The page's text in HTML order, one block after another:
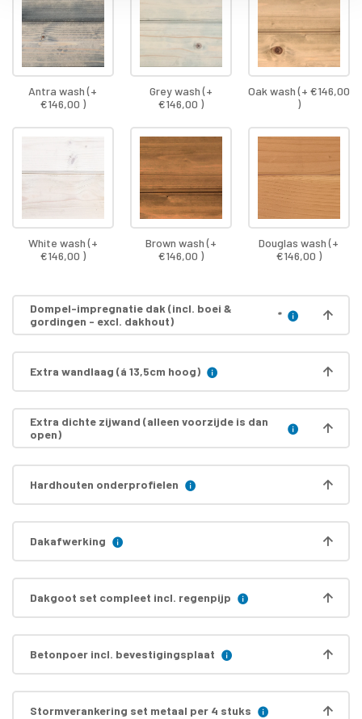
Antra wash (+
€146,00 )
Grey wash (+
€146,00 )
Oak wash (+ €146,00
)
White wash (+
€146,00 )
Brown wash (+
€146,00 )
Douglas wash (+
€146,00 )
Dompel-impregnatie dak (incl. boei &
gordingen - excl. dakhout)
*
Extra wandlaag (á 13,5cm hoog)
Extra dichte zijwand (alleen voorzijde is dan
open)
Hardhouten onderprofielen
Dakafwerking
Dakgoot set compleet incl. regenpijp
Betonpoer incl. bevestigingsplaat
Stormverankering set metaal per 4 stuks